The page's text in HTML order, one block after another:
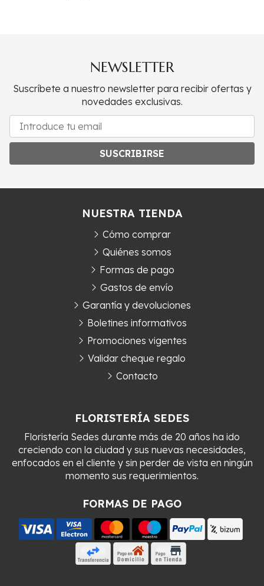
NEWSLETTER
Suscríbete a nuestro newsletter para recibir ofertas y
novedades exclusivas.
SUSCRIBIRSE
FLORISTERÍA SEDES
Floristería Sedes durante más de 20 años ha ido
creciendo con la ciudad y sus nuevas necesidades,
enfocados en el cliente y sin perder de vista en ningún
momento sus requerimientos.
FORMAS DE PAGO
NUESTRA TIENDA
Cómo comprar
Quiénes somos
Formas de pago
Gastos de envío
Garantía y devoluciones
Boletines informativos
Promociones vigentes
Validar cheque regalo
Contacto